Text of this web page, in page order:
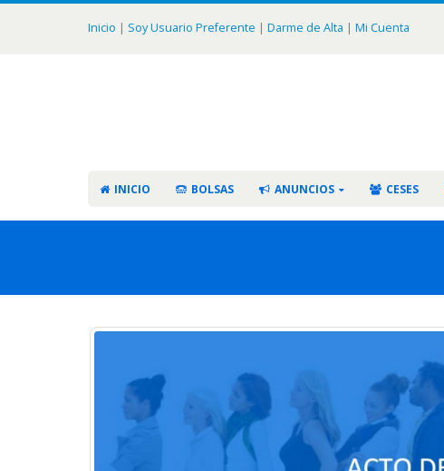
Inicio | Soy Usuario Preferente | Darme de Alta | Mi Cuenta
INICIO BOLSAS ANUNCIOS CESES